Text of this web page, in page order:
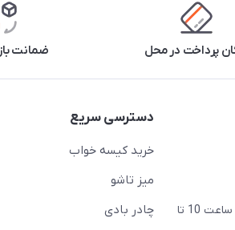
پرداخت در محل ضمانت
تهران،ضلع شرقی میدان منیریه،پلاک5،واحد2 ( از ساعت 10 تا
دسترسی سریع
خرید کیسه خواب
میز تاشو
چادر بادی